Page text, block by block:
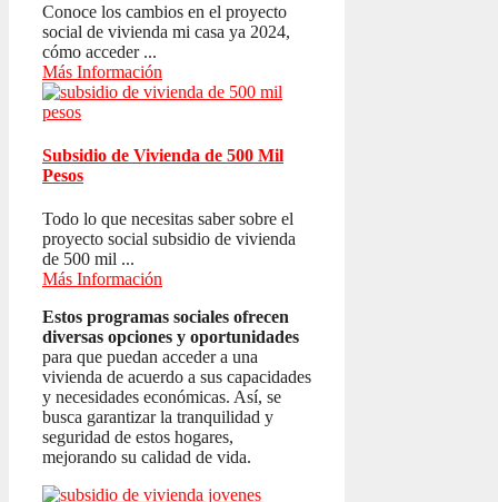
Conoce los cambios en el proyecto
social de vivienda mi casa ya 2024,
cómo acceder ...
Más Información
Subsidio de Vivienda de 500 Mil
Pesos
Todo lo que necesitas saber sobre el
proyecto social subsidio de vivienda
de 500 mil ...
Más Información
Estos programas sociales ofrecen
diversas opciones y oportunidades
para que puedan acceder a una
vivienda de acuerdo a sus capacidades
y necesidades económicas. Así, se
busca garantizar la tranquilidad y
seguridad de estos hogares,
mejorando su calidad de vida.